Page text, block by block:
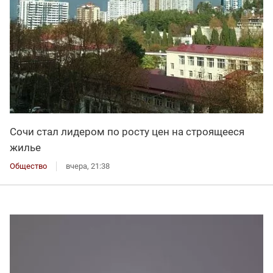
Сочи стал лидером по росту цен на строящееся
жилье
Общество вчера, 21:38